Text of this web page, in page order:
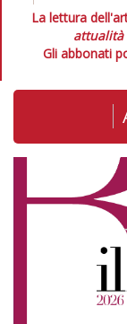
La lettura
attualità
Gli abbonati